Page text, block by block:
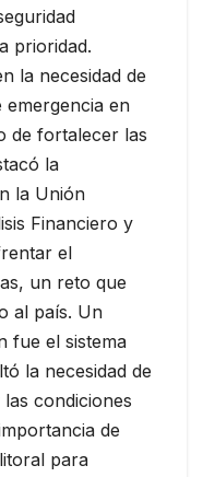
prioridad.
la necesidad de
emergencia en
de fortalecer las
la
la Unión
Financiero y
el
un reto que
al país. Un
fue el sistema
la necesidad de
condiciones
de
para